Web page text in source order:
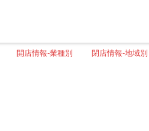
開店情報-業種別 閉店情報-地域別